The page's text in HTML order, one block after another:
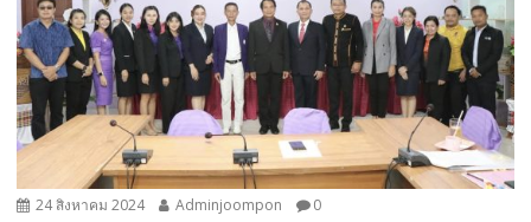
24 สิงหาคม 2024 Adminjoompon 0